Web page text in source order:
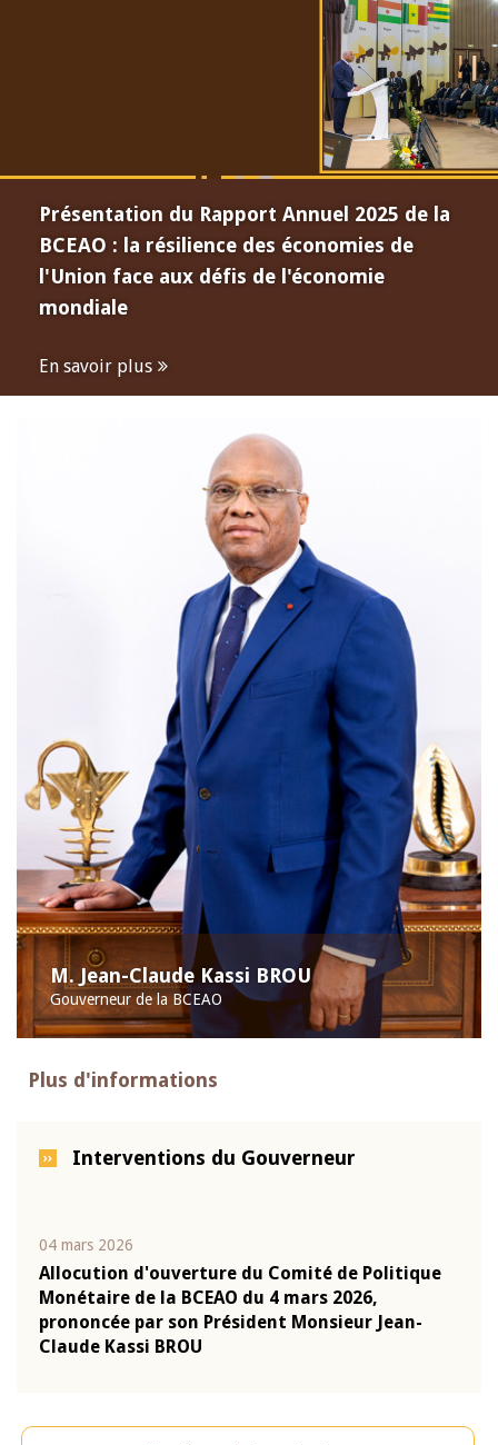
Présentation du Rapport Annuel 2025 de la
BCEAO : la résilience des économies de
l'Union face aux défis de l'économie
mondiale
En savoir plus
M. Jean-Claude Kassi BROU
Gouverneur de la BCEAO
Plus d'informations
Interventions du Gouverneur
04 mars 2026
Allocution d'ouverture du Comité de Politique
Monétaire de la BCEAO du 4 mars 2026,
prononcée par son Président Monsieur Jean-
Claude Kassi BROU